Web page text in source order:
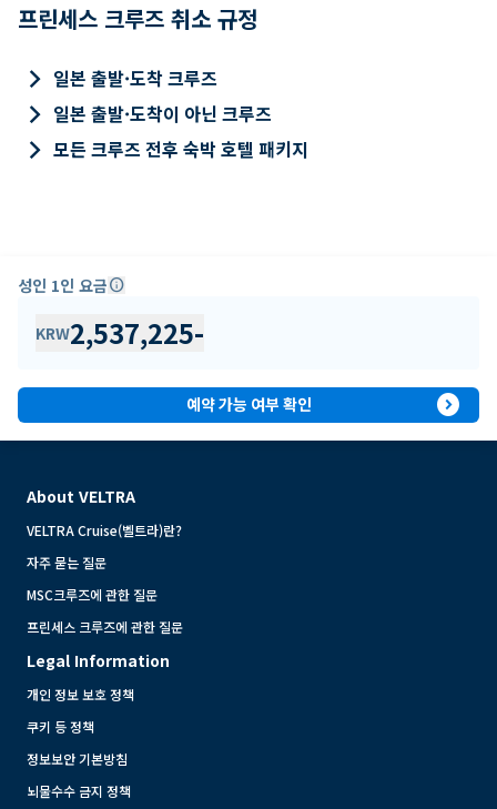
프린세스 크루즈 취소 규정
keyboard_arrow_right 일본 출발·도착 크루즈
keyboard_arrow_right 일본 출발·도착이 아닌 크루즈
keyboard_arrow_right 모든 크루즈 전후 숙박 호텔 패키지
성인 1인 요금info
KRW2,537,225-
예약 가능 여부 확인 expand_circle_right
About VELTRA
VELTRA Cruise(벨트라)란?
자주 묻는 질문
MSC크루즈에 관한 질문
프린세스 크루즈에 관한 질문
Legal Information
개인 정보 보호 정책
쿠키 등 정책
정보보안 기본방침
뇌물수수 금지 정책